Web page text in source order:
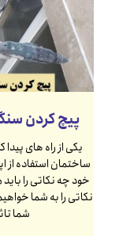
پیچ کردن
یکی از راه های
ساختمان استفاده از
خود چه نکاتی را باید
نکاتی را به شما
شما